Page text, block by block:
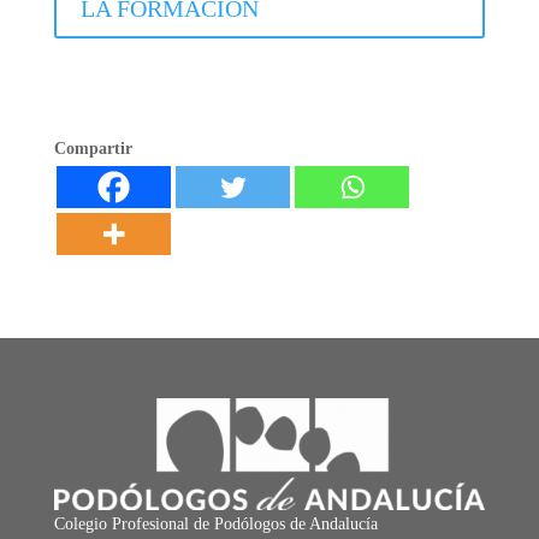
LA FORMACIÓN
Compartir
Colegio Profesional de Podólogos de Andalucía